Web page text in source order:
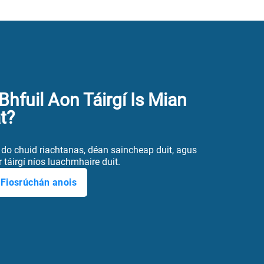
Aon Táirgí Is Mian
do chuid riachtanas, déan saincheap duit, agus
táirgí níos luachmhaire duit.
Fiosrúchán anois